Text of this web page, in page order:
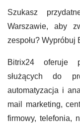
Szukasz
Warszawie, aby
zespołu? Wypróbuj
Bitrix24 oferuje
służących do
automatyzacja i
mail marketing,
firmowy, telefonia,